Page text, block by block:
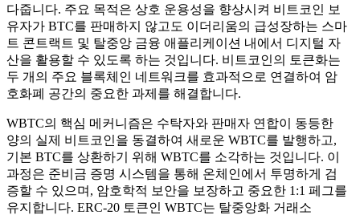
다줍니다. 주요 목적은 상호 운용성을 향상시켜 비트코인 보
유자가 BTC를 판매하지 않고도 이더리움의 급성장하는 스마
트 콘트랙트 및 탈중앙 금융 애플리케이션 내에서 디지털 자
산을 활용할 수 있도록 하는 것입니다. 비트코인의 토큰화는
두 개의 주요 블록체인 네트워크를 효과적으로 연결하여 암
호화폐 공간의 중요한 과제를 해결합니다.
WBTC의 핵심 메커니즘은 수탁자와 판매자 연합이 동등한
양의 실제 비트코인을 동결하여 새로운 WBTC를 발행하고,
기본 BTC를 상환하기 위해 WBTC를 소각하는 것입니다. 이
과정은 준비금 증명 시스템을 통해 온체인에서 투명하게 검
증할 수 있으며, 암호학적 보안을 보장하고 중요한 1:1 페그를
유지합니다. ERC-20 토큰인 WBTC는 탈중앙화 거래소